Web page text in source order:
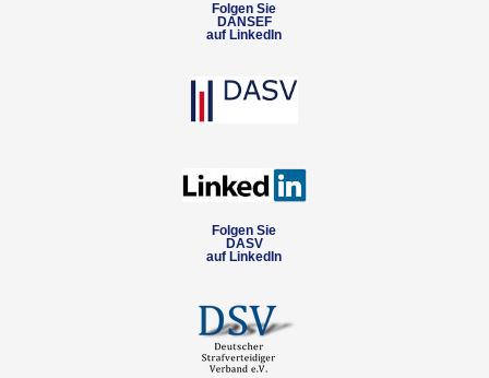
Folgen Sie
DANSEF
auf LinkedIn
Folgen Sie
DASV
auf LinkedIn